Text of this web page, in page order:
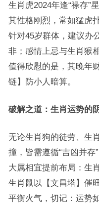
生肖虎2024年逢“禄存”
其性格刚烈，常如猛虎
针对45岁群体，建议办
非；感情上忌与生肖猴
值得欣慰的是，其晚年
链】防小人暗算。
破解之道：生肖运势的
无论生肖狗的徒劳、生
撞，皆需遵循“吉凶并存
大属相宜提前布局：生
生肖鼠以【文昌塔】催
平衡火气，切记：运势